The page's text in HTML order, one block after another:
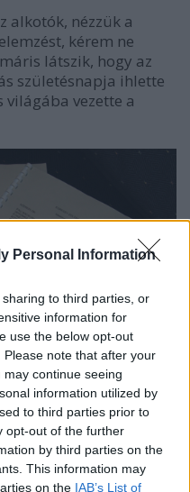
Personal Information
to third parties, or
information for
use the below opt-out
note that after your
continue seeing
information utilized by
to third parties prior to
opt-out of the further
by third parties on the
This information may
on the IAB’s List of
alkotók, nézzük a
kérem ne
látszik, hogy az
születésnapja ihlette
vezette a
KARAOKE címmel írott
XVIII. századi
Mátyás szobor